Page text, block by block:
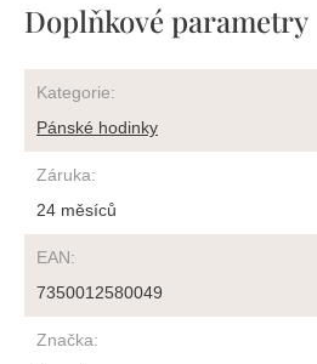
Doplňkové parametry
Kategorie:
Pánské hodinky
Záruka:
24 měsíců
EAN:
7350012580049
Značka: